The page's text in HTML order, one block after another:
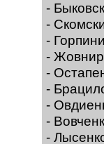
-
-
-
-
-
-
-
-
-